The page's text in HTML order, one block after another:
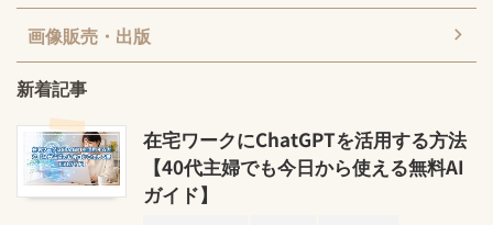
画像販売・出版
新着記事
在宅ワークにChatGPTを活用する方法
【40代主婦でも今日から使える無料AI
ガイド】